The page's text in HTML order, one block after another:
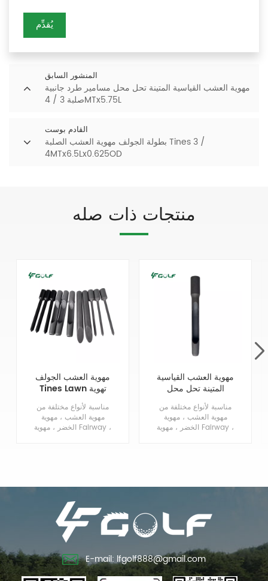
يُقدِّم
المنشور السابق
مهوية العشب القياسية المتينة تحل محل مسامير طرد جانبية
صلبة 3 / 4MTx5.75L
القادم بوست
بطولة الجولف مهوية العشب الصلبة Tines 3 /
4MTx6.5Lx0.625OD
منتجات ذات صله
مهوية العشب الجولف
Tines Lawn تهوية
Tines استبدال
مناسبة لأنواع مختلفة من
مهوية العشب ، مهوية
الخضر ، مهوية Fairway ،
مهوية العشب القياسية
المتينة تحل محل
مسامير طرد جانبية
صلبة 3 / 4MTx5.75L
مناسبة لأنواع مختلفة من
مهوية العشب ، مهوية
الخضر ، مهوية Fairway ،
E-mail: lfgolf888@gmail.com